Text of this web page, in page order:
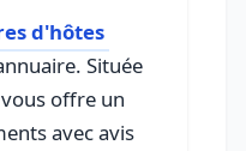
d'hôtes
Située
offre un
avec avis